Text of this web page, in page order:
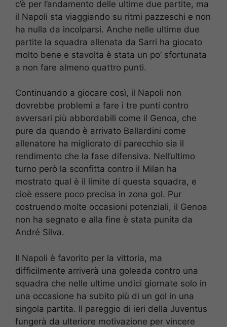
c’è per l’andamento delle ultime due partite, ma
il Napoli sta viaggiando su ritmi pazzeschi e non
ha nulla da incolparsi. Anche nelle ultime due
partite la squadra allenata da Sarri ha giocato
molto bene e stavolta è stata un po’ sfortunata
a non fare almeno quattro punti.
Continuando a giocare così, il Napoli non
dovrebbe problemi a fare i tre punti contro
avversari più abbordabili come il Genoa, che
pure da quando è arrivato Ballardini come
allenatore ha migliorato di parecchio sia il
rendimento che la fase difensiva. Nell’ultimo
turno però la sconfitta contro il Milan ha
mostrato qual è il limite di questa squadra, e
cioè essere poco precisa in zona gol. Pur
costruendo molte occasioni potenziali, il Genoa
non ha segnato e alla fine è stata punita da
André Silva.
Il Napoli è favorito per la vittoria, ma
difficilmente arriverà una goleada contro una
squadra che nelle ultime undici giornate solo in
una occasione ha subito più di un gol in una
singola partita. Il pareggio di ieri della Juventus
fungerà da ulteriore motivazione per vincere